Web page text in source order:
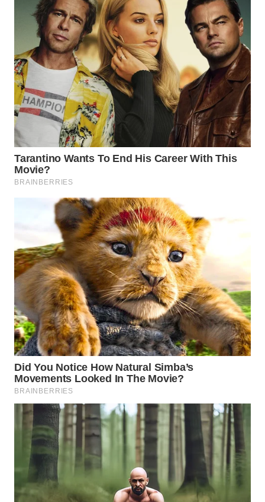
WN DELI
SERDANG
WN
TEBING
TINGGI
WN
KARAWANG
WN
BOGOR
WN
DEPOK
WN
TAPANULI
UTARA
WN
SAMOSIR
WN
PADANG